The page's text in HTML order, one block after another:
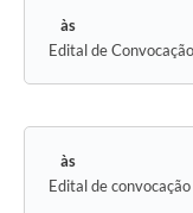
Edital de
Edital de